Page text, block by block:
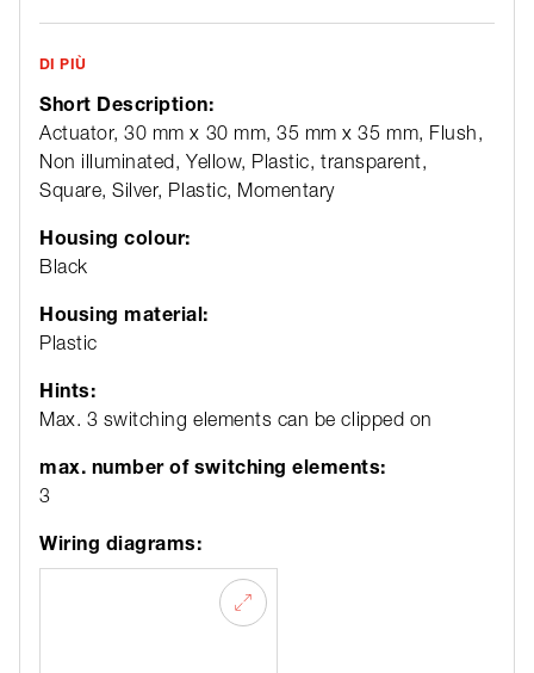
DI PIÙ
Short Description:
Actuator, 30 mm x 30 mm, 35 mm x 35 mm, Flush,
Non illuminated, Yellow, Plastic, transparent,
Square, Silver, Plastic, Momentary
Housing colour:
Black
Housing material:
Plastic
Hints:
Max. 3 switching elements can be clipped on
max. number of switching elements:
3
Wiring diagrams: